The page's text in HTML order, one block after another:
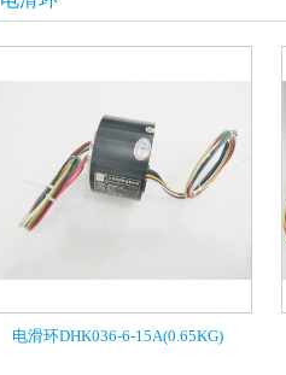
电滑环DHK036-6-15A(0.65KG)